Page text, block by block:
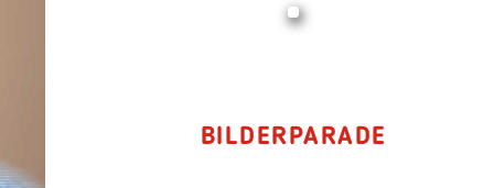
BILDERPARADE